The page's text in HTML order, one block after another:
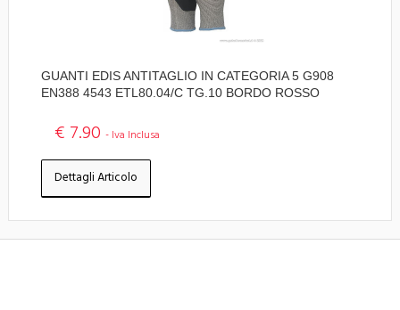
GUANTI EDIS ANTITAGLIO IN CATEGORIA 5 G908
EN388 4543 ETL80.04/C TG.10 BORDO ROSSO
€ 7.90 - Iva Inclusa
Dettagli Articolo